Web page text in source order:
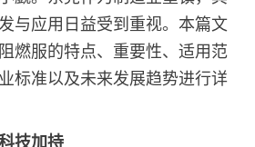
与应用日益受到重视。本篇文
燃服的特点、重要性、适用范
标准以及未来发展趋势进行详
技加持